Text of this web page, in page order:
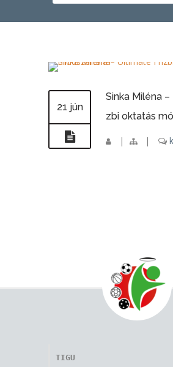
21 jún
Sinka Miléna
zbi oktatás
| |
TIGU